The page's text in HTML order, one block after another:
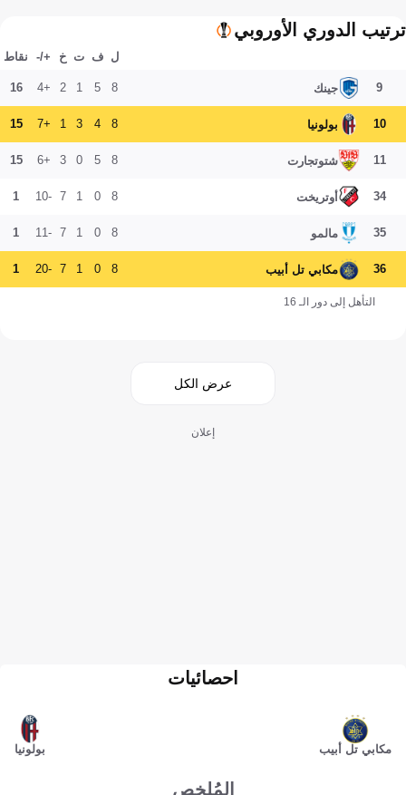
ترتيب الدوري الأوروبي
ل ف ت خ +/- نقاط
9 جينك 8
5
1
2
+4
16
10 بولونيا 8
4
3
1
+7
15
11 شتوتجارت 8
5
0
3
+6
15
34 أوتريخت 8
0
1
7
-10
1
35 مالمو 8
0
1
7
-11
1
36 مكابي تل أبيب 8
0
1
7
-20
1
التأهل إلى دور الـ 16
عرض الكل
إعلان
مكابي تل أبيب
احصائيات
بولونيا
المُلخص